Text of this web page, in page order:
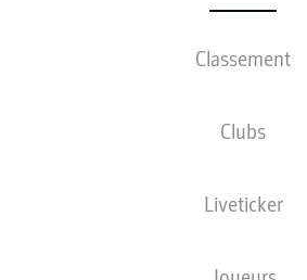
Classement
Clubs
Liveticker
COMPOSITIONS
Les compositions seront annoncées 60